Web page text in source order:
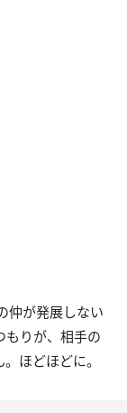
仲が発展しない
もりが、相手の
ほどほどに。